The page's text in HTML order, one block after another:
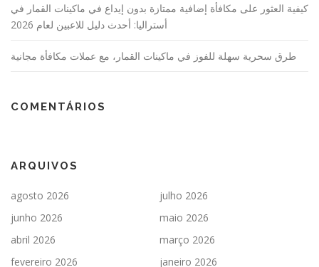
كيفية العثور على مكافأة إضافية ممتازة بدون إيداع في ماكينات القمار في
أستراليا: أحدث دليل للاعبين لعام 2026
طرق سحرية سهلة للفوز في ماكينات القمار، مع عملات مكافأة مجانية
COMENTÁRIOS
ARQUIVOS
agosto 2026
julho 2026
junho 2026
maio 2026
abril 2026
março 2026
fevereiro 2026
janeiro 2026